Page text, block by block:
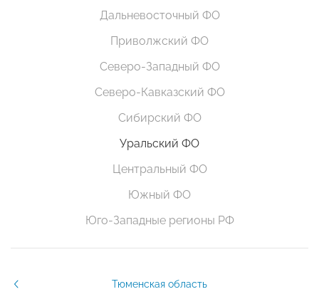
Дальневосточный ФО
Приволжский ФО
Северо-Западный ФО
Северо-Кавказский ФО
Сибирский ФО
Уральский ФО
Центральный ФО
Южный ФО
Юго-Западные регионы РФ
Тюменская область